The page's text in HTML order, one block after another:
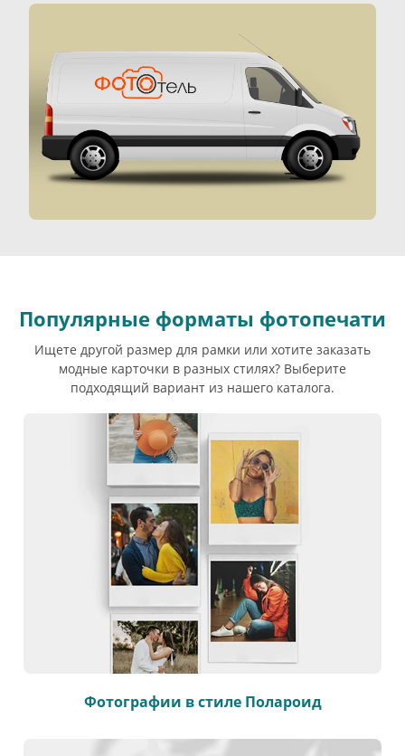
Популярные форматы фотопечати
Ищете другой размер для рамки или хотите заказать
модные карточки в разных стилях? Выберите
подходящий вариант из нашего каталога.
Фотографии в стиле Полароид